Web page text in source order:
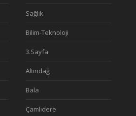
Sağlık
Bilim-Teknoloji
3.Sayfa
Altındağ
Bala
Çamlıdere